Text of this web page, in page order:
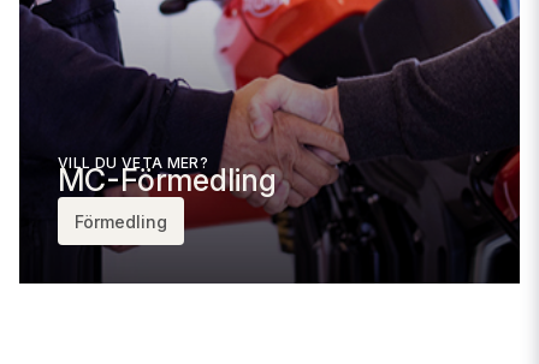
MC-Förmedling
VILL DU VETA MER?
Förmedling